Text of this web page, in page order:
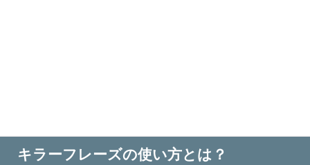
キラーフレーズの使い方とは？